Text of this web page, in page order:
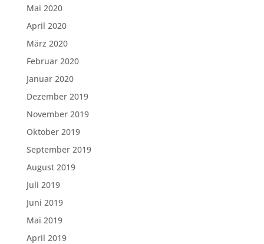
Mai 2020
April 2020
März 2020
Februar 2020
Januar 2020
Dezember 2019
November 2019
Oktober 2019
September 2019
August 2019
Juli 2019
Juni 2019
Mai 2019
April 2019